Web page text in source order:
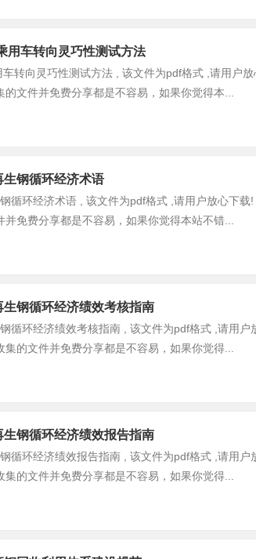
用车转向灵巧性测试方法
转向灵巧性测试方法 , 该文件为pdf格式 ,请用户
文件并免费分享都是不容易，如果你觉得本...
钢循环经济术语
循环经济术语 , 该文件为pdf格式 ,请用户放心下
免费分享都是不容易，如果你觉得本站不错...
钢循环经济绩效考核指南
循环经济绩效考核指南 , 该文件为pdf格式 ,请用
的文件并免费分享都是不容易，如果你觉得...
钢循环经济绩效报告指南
循环经济绩效报告指南 , 该文件为pdf格式 ,请用
的文件并免费分享都是不容易，如果你觉得...